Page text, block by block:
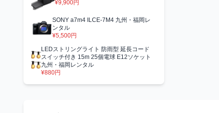
¥9,900円
SONY a7m4 ILCE-7M4 九州・福岡レ
ンタル
¥5,500円
LEDストリングライト 防雨型 延長コード
スイッチ付き 15m 25個電球 E12ソケット
九州・福岡レンタル
¥880円